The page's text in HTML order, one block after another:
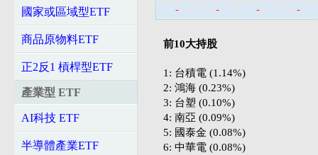
國家或區域型ETF
商品原物料ETF
正2反1 槓桿型ETF
產業型 ETF
AI科技 ETF
半導體產業ETF
-
- - -
前10大持股
1: 台積電 (1.14%)
2: 鴻海 (0.23%)
3: 台塑 (0.10%)
4: 南亞 (0.09%)
5: 國泰金 (0.08%)
6: 中華電 (0.08%)